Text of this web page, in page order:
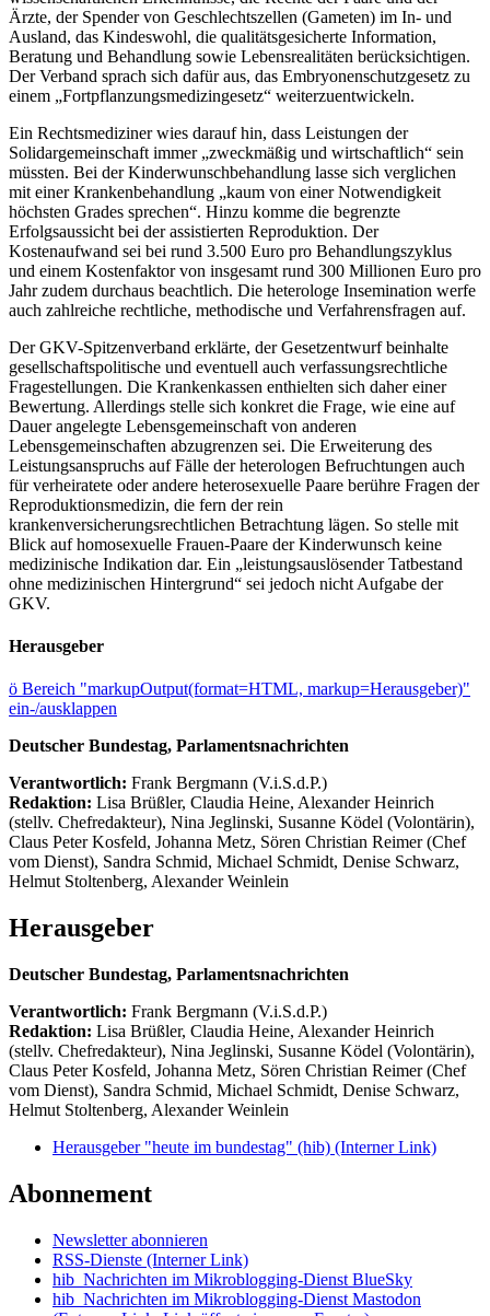
Ärzte, der Spender von Geschlechtszellen (Gameten) im In- und
Ausland, das Kindeswohl, die qualitätsgesicherte Information,
Beratung und Behandlung sowie Lebensrealitäten berücksichtigen.
Der Verband sprach sich dafür aus, das Embryonenschutzgesetz zu
einem „Fortpflanzungsmedizingesetz“ weiterzuentwickeln.
Ein Rechtsmediziner wies darauf hin, dass Leistungen der
Solidargemeinschaft immer „zweckmäßig und wirtschaftlich“ sein
müssten. Bei der Kinderwunschbehandlung lasse sich verglichen
mit einer Krankenbehandlung „kaum von einer Notwendigkeit
höchsten Grades sprechen“. Hinzu komme die begrenzte
Erfolgsaussicht bei der assistierten Reproduktion. Der
Kostenaufwand sei bei rund 3.500 Euro pro Behandlungszyklus
und einem Kostenfaktor von insgesamt rund 300 Millionen Euro pro
Jahr zudem durchaus beachtlich. Die heterologe Insemination werfe
auch zahlreiche rechtliche, methodische und Verfahrensfragen auf.
Der GKV-Spitzenverband erklärte, der Gesetzentwurf beinhalte
gesellschaftspolitische und eventuell auch verfassungsrechtliche
Fragestellungen. Die Krankenkassen enthielten sich daher einer
Bewertung. Allerdings stelle sich konkret die Frage, wie eine auf
Dauer angelegte Lebensgemeinschaft von anderen
Lebensgemeinschaften abzugrenzen sei. Die Erweiterung des
Leistungsanspruchs auf Fälle der heterologen Befruchtungen auch
für verheiratete oder andere heterosexuelle Paare berühre Fragen der
Reproduktionsmedizin, die fern der rein
krankenversicherungsrechtlichen Betrachtung lägen. So stelle mit
Blick auf homosexuelle Frauen-Paare der Kinderwunsch keine
medizinische Indikation dar. Ein „leistungsauslösender Tatbestand
ohne medizinischen Hintergrund“ sei jedoch nicht Aufgabe der
GKV.
Herausgeber
ö Bereich "markupOutput(format=HTML, markup=Herausgeber)"
ein-/ausklappen
Deutscher Bundestag, Parlamentsnachrichten
Verantwortlich: Frank Bergmann (V.i.S.d.P.)
Redaktion: Lisa Brüßler, Claudia Heine, Alexander Heinrich
(stellv. Chefredakteur), Nina Jeglinski, Susanne Ködel (Volontärin),
Claus Peter Kosfeld, Johanna Metz, Sören Christian Reimer (Chef
vom Dienst), Sandra Schmid, Michael Schmidt, Denise Schwarz,
Helmut Stoltenberg, Alexander Weinlein
Herausgeber
Deutscher Bundestag, Parlamentsnachrichten
Verantwortlich: Frank Bergmann (V.i.S.d.P.)
Redaktion: Lisa Brüßler, Claudia Heine, Alexander Heinrich
(stellv. Chefredakteur), Nina Jeglinski, Susanne Ködel (Volontärin),
Claus Peter Kosfeld, Johanna Metz, Sören Christian Reimer (Chef
vom Dienst), Sandra Schmid, Michael Schmidt, Denise Schwarz,
Helmut Stoltenberg, Alexander Weinlein
Herausgeber "heute im bundestag" (hib) (Interner Link)
Abonnement
Newsletter abonnieren
RSS-Dienste (Interner Link)
hib_Nachrichten im Mikroblogging-Dienst BlueSky
hib_Nachrichten im Mikroblogging-Dienst Mastodon